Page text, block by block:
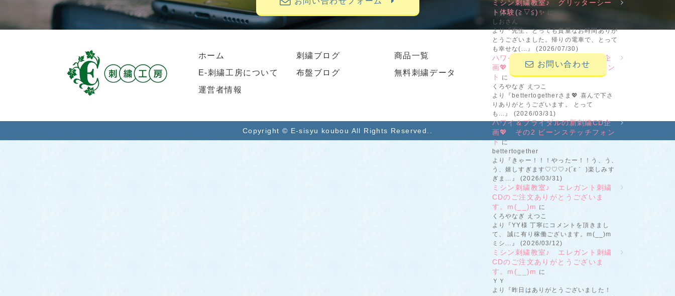
ミシン刺繍教室♪ グリッターシー
ト体験(≧▽≦)✨ に
しおさん
より『先生、とっても貴重なお時間ありが
とうございました。帰りの電車で、とって
も幸せな(...』 (2026/07/30)
ハワイ＆ブライダルの新刺繍CD企
画💖 その2 ビーンステッチフォン
ト
に
くろやなぎ えつこ
より『bettertogetherさま💖 喜んで下さ
りありがとうございます。 とって
も...』 (2026/03/31)
ハワイ＆ブライダルの新刺繍CD企
画💖 その2 ビーンステッチフォン
トに
bettertogether
より『きゃー！！！やったー！！う、う、
う、嬉しすぎます♡♡♡♪(´ε｀ )楽しみす
ぎま...』 (2026/03/31)
ミシン刺繍教室♪ エレガント刺繍
CDのご注文ありがとうございま
す。m(__)m に
くろやなぎ えつこ
より『YY様 丁寧にコメントを頂きまし
て、 誠に有り稼働ございます。m(__)m
ミシ...』 (2026/03/12)
ミシン刺繍教室♪ エレガント刺繍
CDのご注文ありがとうございま
す。m(__)m に
ＹＹ
より『昨日はありがとうございました！
ホーム
E-刺繍工房について
運営者情報
刺繍ブログ
布盤ブログ
商品一覧
無料刺繍データ
お問い合わせ
Copyright © E-sisyu koubou All Rights Reserved..